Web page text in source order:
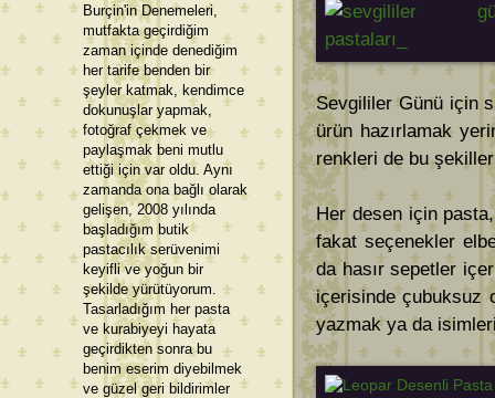
Sevgililer Günü için
ürün hazırlamak
renkleri de bu
Her desen için
fakat seçenekler
da hasır sepetler
içerisinde çubuksuz
yazmak ya da
Burçin'in Denemeleri,
mutfakta geçirdiğim
zaman içinde denediğim
her tarife benden bir
şeyler katmak, kendimce
dokunuşlar yapmak,
fotoğraf çekmek ve
paylaşmak beni mutlu
ettiği için var oldu. Aynı
zamanda ona bağlı olarak
gelişen, 2008 yılında
başladığım butik
pastacılık serüvenimi
keyifli ve yoğun bir
şekilde yürütüyorum.
Tasarladığım her pasta
ve kurabiyeyi hayata
geçirdikten sonra bu
benim eserim diyebilmek
ve güzel geri bildirimler